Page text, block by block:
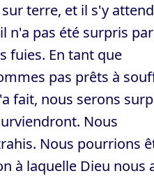
terre, et il s'y
n'a pas été surpris
fuies. En tant que
pas prêts à
fait, nous serons
Nous
Nous pourrions
à laquelle Dieu nous